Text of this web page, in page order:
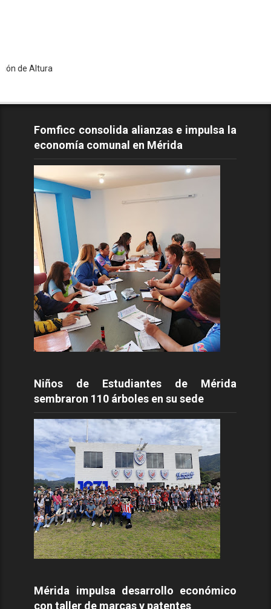
Fomficc consolida alianzas e impulsa la
economía comunal en Mérida
Niños de Estudiantes de Mérida
sembraron 110 árboles en su sede
Mérida impulsa desarrollo económico
con taller de marcas y patentes